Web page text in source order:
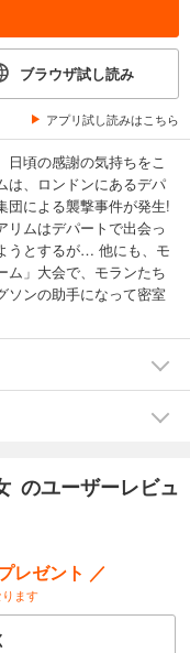
ブラウザ試し読み
アプリ試し読みはこちら
日頃の感謝の気持ちをこ
は、ロンドンにあるデパ
団による襲撃事件が発生!
リムはデパートで出会っ
うとするが… 他にも、モ
ム」大会で、モランたち
ソンの助手になって密室
のユーザーレビュ
レゼント ／
ます